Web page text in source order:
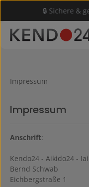
Zum Hauptinhalt🔒 Sichere &
Impressum
Impressum
Anschrift:
Kendo24 - Aikido24 -
Bernd Schwab
Eichbergstraße 1